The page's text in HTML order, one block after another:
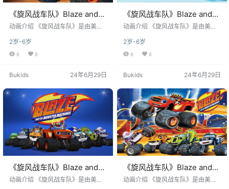
《旋风战车队》Blaze and
the Monster Machines英文
​​动画介绍​​ 《旋风战车队》是由​​美国
画剧集，于​​2014年10月13日​​首播。
该剧以8岁科技小达人​​AJ​​与他驾驶的
红色怪物卡车​​Blaze​​为主角，讲述他
y）中，与推土机、消防车、叉车等
题的冒险故事。作为全球首部系统
性融合​​STEM教育​​（科学、技术、工
程、数学）的…
2岁-6岁
0 0
Bukids 24年6月29日
《旋风战车队》Blaze and
the Monster Machines英文
​​动画介绍​​ 《旋风战车队》是由​​美国
画剧集，于​​2014年10月13日​​首播。
该剧以8岁科技小达人​​AJ​​与他驾驶的
红色怪物卡车​​Blaze​​为主角，讲述他
y）中，与推土机、消防车、叉车等
题的冒险故事。作为全球首部系统
性融合​​STEM教育​​（科学、技术、工
程、数学）的…
2岁-6岁
0 0
Bukids 24年6月29日
《旋风战车队》Blaze and
the Monster Machines英文
​​动画介绍​​ 《旋风战车队》是由​​美国
《旋风战车队》Blaze and
the Monster Machines英文
​​动画介绍​​ 《旋风战车队》是由​​美国